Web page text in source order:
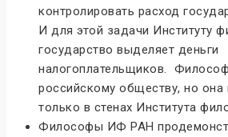
контролировать расход
И для этой задачи Институту
государство выделяет деньги
налогоплательщиков.
российскому обществу, но она
только в стенах Института
Философы ИФ РАН